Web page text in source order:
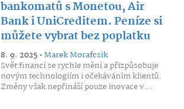
bankomatů s Monetou, Air
Bank i UniCreditem. Peníze si
můžete vybrat bez poplatku
8. 9. 2025 •Marek Morafcsik
Svět financí se rychle mění a přizpůsobuje
novým technologiím i očekáváním klientů.
Změny však nepřináší pouze inovace v...